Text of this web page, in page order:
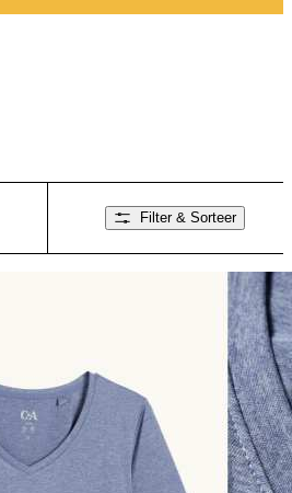
Filter & Sorteer